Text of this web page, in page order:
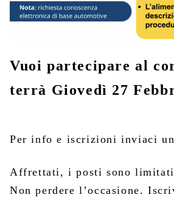
Vuoi partecipare al
terrà Giovedì 27
Per info e iscrizioni inviaci
Affrettati, i posti sono
Non perdere l’occasione.